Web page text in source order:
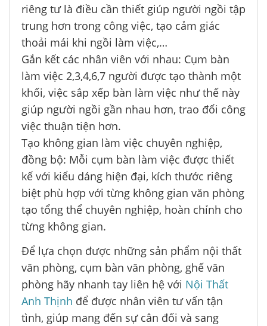
riêng tư là điều cần thiết giúp người ngồi tập
trung hơn trong công việc, tạo cảm giác
thoải mái khi ngồi làm việc,…
Gắn kết các nhân viên với nhau: Cụm bàn
làm việc 2,3,4,6,7 người được tạo thành một
khối, việc sắp xếp bàn làm việc như thế này
giúp người ngồi gần nhau hơn, trao đổi công
việc thuận tiện hơn.
Tạo không gian làm việc chuyên nghiệp,
đồng bộ: Mỗi cụm bàn làm việc được thiết
kế với kiểu dáng hiện đại, kích thước riêng
biệt phù hợp với từng không gian văn phòng
tạo tổng thể chuyên nghiệp, hoàn chỉnh cho
từng không gian.
Để lựa chọn được những sản phẩm nội thất
văn phòng, cụm bàn văn phòng, ghế văn
phòng hãy nhanh tay liên hệ với Nội Thất
Anh Thịnh để được nhân viên tư vấn tận
tình, giúp mang đến sự cân đối và sang